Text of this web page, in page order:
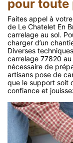
pour toute
Faites appel à
de Le Chatelet En
carrelage au sol.
charger d’un
Diverses
carrelage 77820
nécessaire de
artisans pose de
que le support soit
confiance et